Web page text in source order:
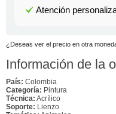
Atención
¿Deseas ver el precio en otra
Información de la
País: Colombia
Categoría: Pintura
Técnica: Acrílico
Soporte: Lienzo